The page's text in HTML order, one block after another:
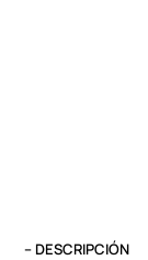
– DESCRIPCIÓN